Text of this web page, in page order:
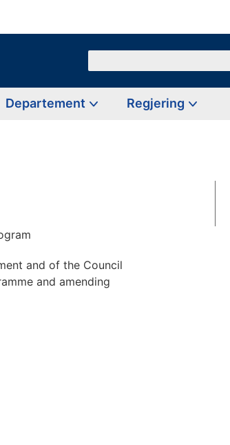
Departement Regjering
and of the Council
and amending